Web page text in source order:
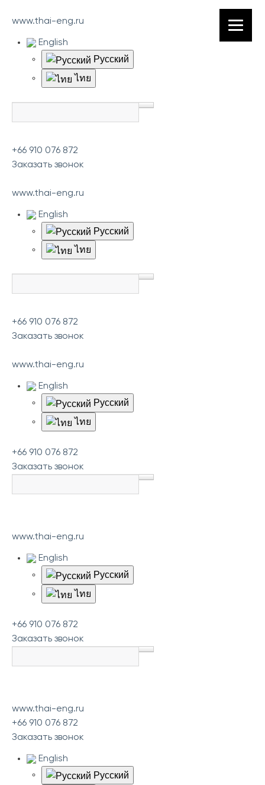
www.thai-eng.ru
English
Русский
ไทย
+66 910 076 872
Заказать звонок
www.thai-eng.ru
English
Русский
ไทย
+66 910 076 872
Заказать звонок
www.thai-eng.ru
English
Русский
ไทย
+66 910 076 872
Заказать звонок
www.thai-eng.ru
English
Русский
ไทย
+66 910 076 872
Заказать звонок
www.thai-eng.ru
+66 910 076 872
Заказать звонок
English
Русский